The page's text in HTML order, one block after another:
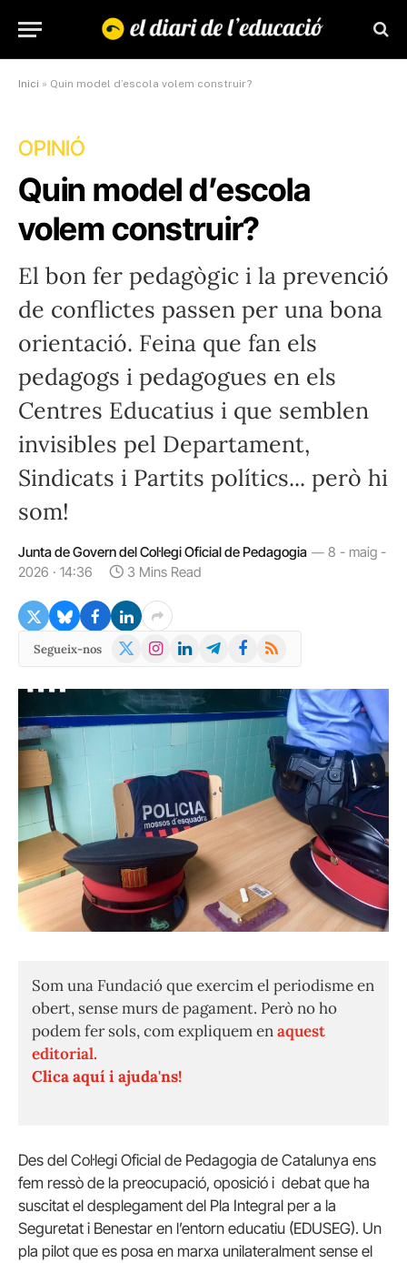
Inici » Quin model d’escola volem construir?
OPINIÓ
Quin model d’escola
volem construir?
El bon fer pedagògic i la prevenció
de conflictes passen per una bona
orientació. Feina que fan els
pedagogs i pedagogues en els
Centres Educatius i que semblen
invisibles pel Departament,
Sindicats i Partits polítics... però hi
som!
Junta de Govern del Col·legi Oficial de Pedagogia
8 - maig -
2026 · 14:36
3 Mins Read
Segueix-nos
X
Instagram
LinkedInTelegramFacebook
RSS
Som una Fundació que exercim el periodisme en
obert, sense murs de pagament. Però no ho
podem fer sols, com expliquem enaquest
editorial.
Clica aquí i ajuda'ns!
Des del Col·legi Oficial de Pedagogia de Catalunya ens
fem ressò de la preocupació, oposició i debat que ha
suscitat el desplegament del Pla Integral per a la
Seguretat i Benestar en l’entorn educatiu (EDUSEG). Un
pla pilot que es posa en marxa unilateralment sense el